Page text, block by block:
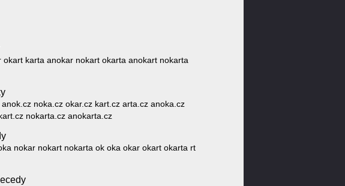
karta anokar nokart okarta anokart nokarta
noka.cz okar.cz kart.cz arta.cz anoka.cz
nokarta.cz anokarta.cz
nokar nokart nokarta ok oka okar okart okarta rt